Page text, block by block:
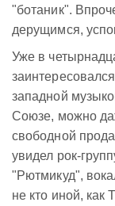
"ботаник".
дерущимся,
Уже в
западной
Союзе, можно
свободной
увидел рок-
"Рютмикуд",
не кто иной, как